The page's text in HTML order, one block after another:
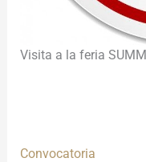
Visita a la feria
Convocatoria